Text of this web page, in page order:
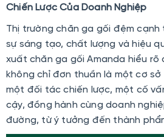
Chiến Lược Của Doanh Nghiệp
Thị trường chăn ga gối đệm
sự sáng tạo, chất lượng và hiệu
xuất chăn ga gối Amanda hiểu rõ
không chỉ đơn thuần là một cơ sở
một đối tác chiến lược, một cố
cậy, đồng hành cùng doanh
đường, từ ý tưởng đến thành